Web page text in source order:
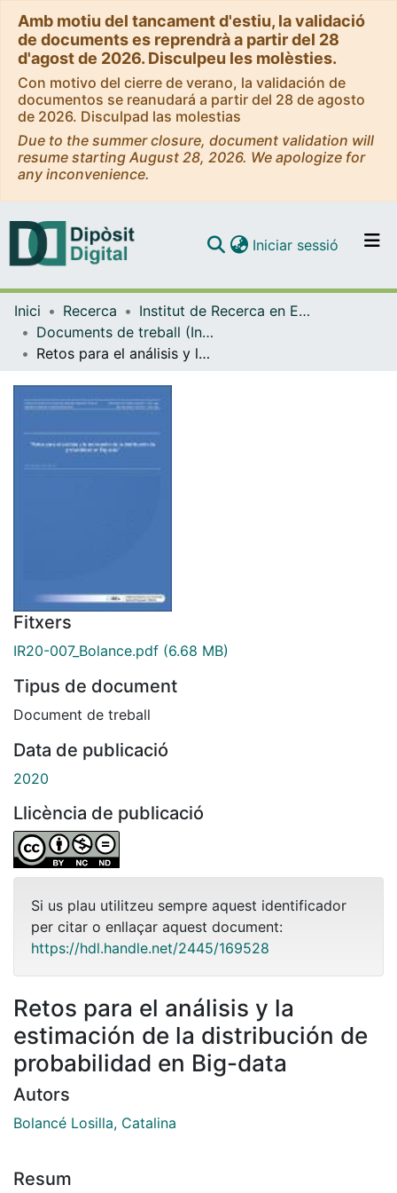
Amb motiu del tancament d'estiu, la validació
de documents es reprendrà a partir del 28
d'agost de 2026. Disculpeu les molèsties.
Con motivo del cierre de verano, la validación de
documentos se reanudará a partir del 28 de agosto
de 2026. Disculpad las molestias
Due to the summer closure, document validation will
resume starting August 28, 2026. We apologize for
any inconvenience.
Navega per tot el DD
Com publicar
Iniciar sessió (current)
Inici Recerca
Institut de Recerca en Economia Aplicada Regional i Pública (IREA)
Documents de treball (Institut de Recerca en Economia Aplicada Regional i Pública (IREA))
Retos para el análisis y la estimación de la distribución de probabilidad en Big-data
Fitxers
IR20-007_Bolance.pdf (6.68 MB)
Tipus de document
Document de treball
Data de publicació
2020
Llicència de publicació
Si us plau utilitzeu sempre aquest identificador
per citar o enllaçar aquest document:
https://hdl.handle.net/2445/169528
Retos para el análisis y la
estimación de la distribución de
probabilidad en Big-data
Autors
Bolancé Losilla, Catalina
Resum